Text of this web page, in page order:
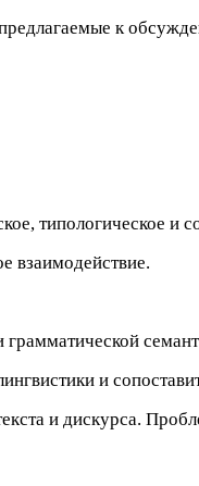
к
типологическое и
взаимодействие.
и
и дискурса.